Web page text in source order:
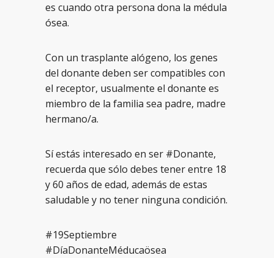
es cuando otra persona dona la médula
ósea.
Con un trasplante alógeno, los genes
del donante deben ser compatibles con
el receptor, usualmente el donante es
miembro de la familia sea padre, madre
hermano/a.
Sí estás interesado en ser #Donante,
recuerda que sólo debes tener entre 18
y 60 años de edad, además de estas
saludable y no tener ninguna condición.
#19Septiembre
#DíaDonanteMéducaösea